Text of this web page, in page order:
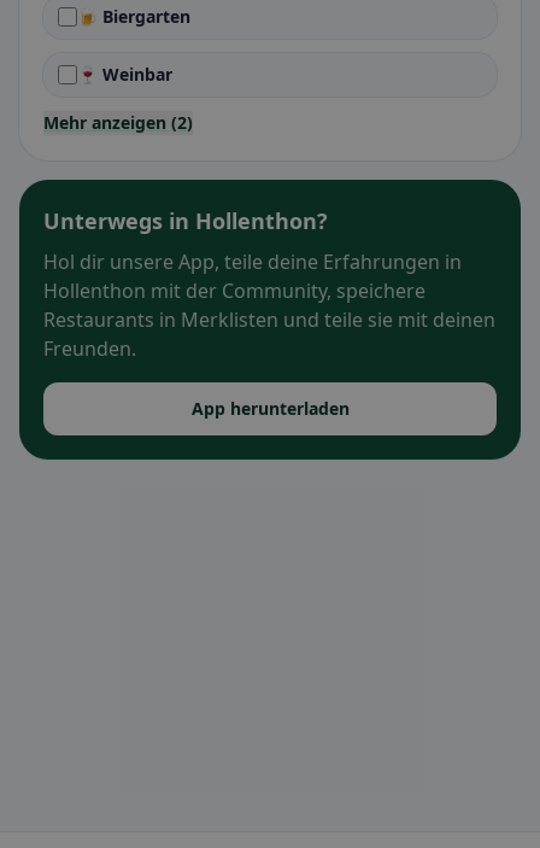
🍺 Biergarten
🍷 Weinbar
Mehr anzeigen (2)
Unterwegs in Hollenthon?
Hol dir unsere App, teile deine Erfahrungen in
Hollenthon mit der Community, speichere
Restaurants in Merklisten und teile sie mit deinen
Freunden.
App herunterladen